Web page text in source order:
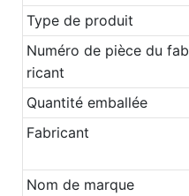
Type de produit
Numéro de pièce du fab
ricant
Quantité emballée
Fabricant
Nom de marque